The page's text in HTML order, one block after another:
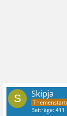
S Skipja
Beiträge:411